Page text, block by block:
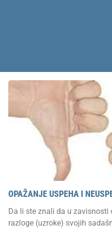
OPAŽANJE USPEHA I
Da li ste znali da u zavisnosti
razloge (uzroke) svojih